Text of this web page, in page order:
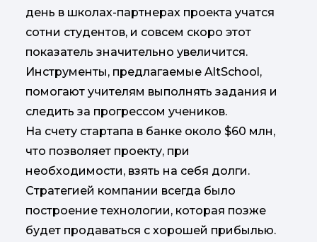
день в школах-партнерах проекта учатся
сотни студентов, и совсем скоро этот
показатель значительно увеличится.
Инструменты, предлагаемые AltSchool,
помогают учителям выполнять задания и
следить за прогрессом учеников.
На счету стартапа в банке около $60 млн,
что позволяет проекту, при
необходимости, взять на себя долги.
Стратегией компании всегда было
построение технологии, которая позже
будет продаваться с хорошей прибылью.